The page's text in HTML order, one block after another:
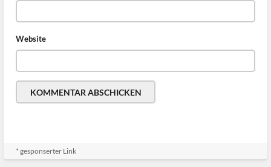
Website
* gesponserter Link